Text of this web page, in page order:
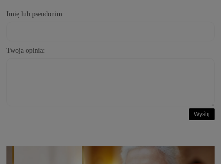
Imię lub pseudonim:
Twoja opinia:
Wyślij